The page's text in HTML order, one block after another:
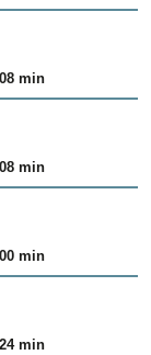
min
min
min
min